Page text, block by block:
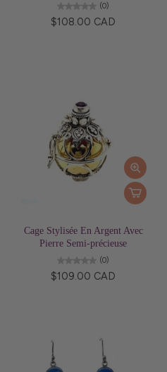
(0)
$108.00 CAD
Cage Stylisée En Argent Avec
Pierre Semi-précieuse
(0)
$109.00 CAD